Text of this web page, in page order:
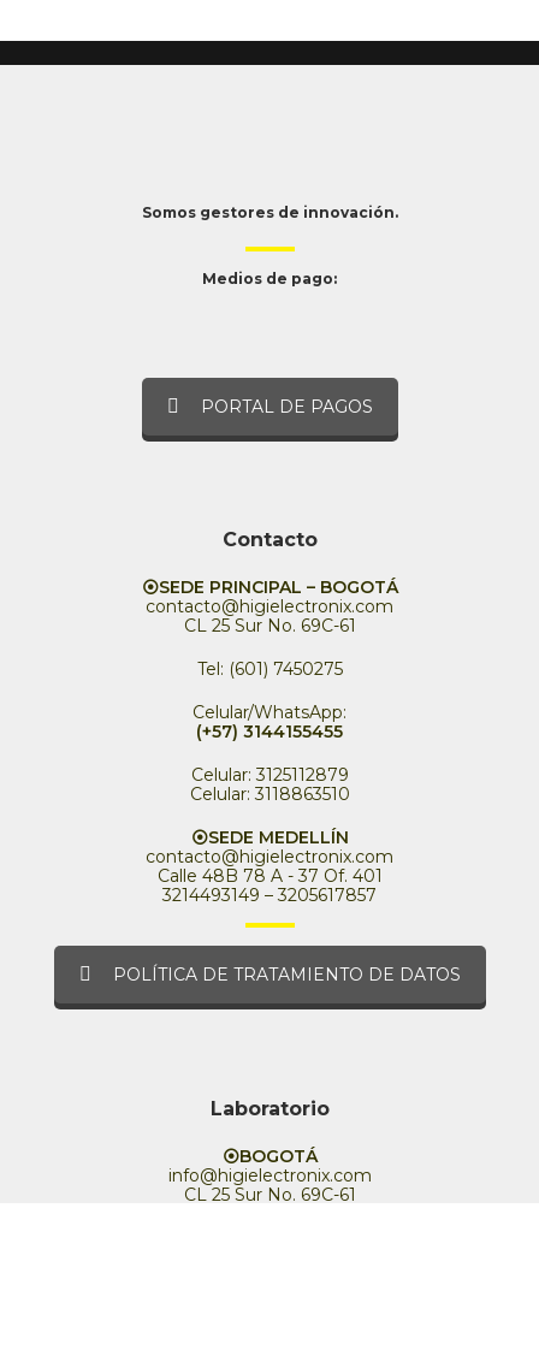
Somos gestores de innovación.
Medios de pago:
PORTAL DE PAGOS
Contacto
⦿SEDE PRINCIPAL – BOGOTÁ
contacto@higielectronix.com
CL 25 Sur No. 69C-61
Tel: (601) 7450275
Celular/WhatsApp:
(+57) 3144155455
Celular: 3125112879
Celular: 3118863510
⦿SEDE MEDELLÍN
contacto@higielectronix.com
Calle 48B 78 A - 37 Of. 401
3214493149 – 3205617857
POLÍTICA DE TRATAMIENTO DE DATOS
Laboratorio
⦿BOGOTÁ
info@higielectronix.com
CL 25 Sur No. 69C-61